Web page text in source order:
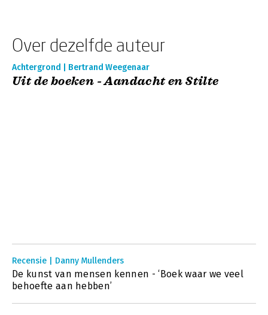
Over dezelfde auteur
Achtergrond | Bertrand Weegenaar
Uit de boeken - Aandacht en Stilte
Recensie | Danny Mullenders
De kunst van mensen kennen - ‘Boek waar we veel
behoefte aan hebben’